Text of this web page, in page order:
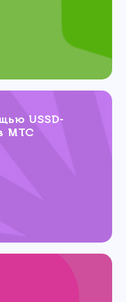
USSD-
МТС